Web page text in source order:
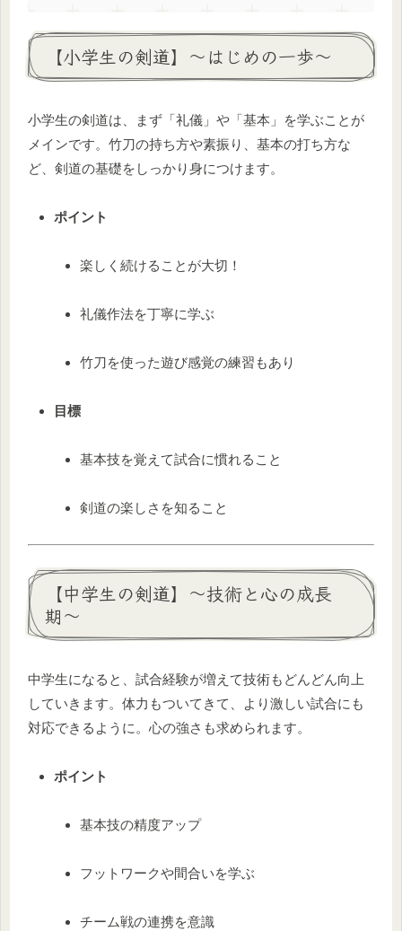
【小学生の剣道】〜はじめの一歩〜
小学生の剣道は、まず「礼儀」や「基本」を学ぶことが
メインです。竹刀の持ち方や素振り、基本の打ち方な
ど、剣道の基礎をしっかり身につけます。
ポイント
楽しく続けることが大切！
礼儀作法を丁寧に学ぶ
竹刀を使った遊び感覚の練習もあり
目標
基本技を覚えて試合に慣れること
剣道の楽しさを知ること
【中学生の剣道】〜技術と心の成長
期〜
中学生になると、試合経験が増えて技術もどんどん向上
していきます。体力もついてきて、より激しい試合にも
対応できるように。心の強さも求められます。
ポイント
基本技の精度アップ
フットワークや間合いを学ぶ
チーム戦の連携を意識